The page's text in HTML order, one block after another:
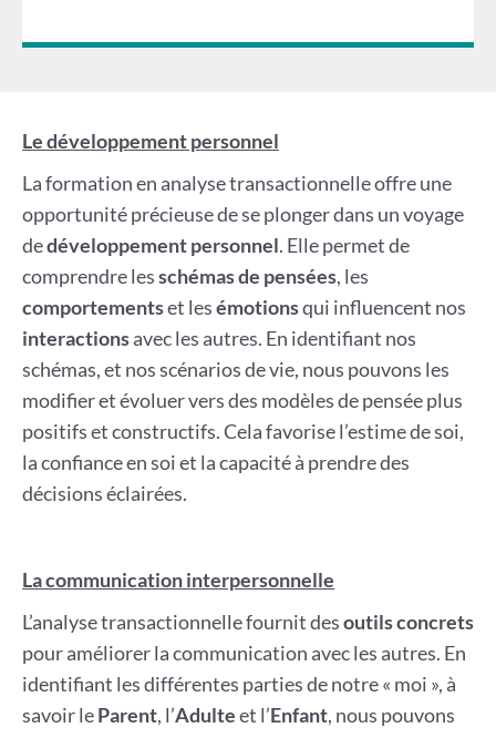
Le développement personnel
La formation en analyse transactionnelle offre une
opportunité précieuse de se plonger dans un voyage
dedéveloppement personnel. Elle permet de
comprendre lesschémas de pensées, les
comportementset lesémotionsqui influencent nos
interactionsavec les autres. En identifiant nos
schémas, et nos scénarios de vie, nous pouvons les
modifier et évoluer vers des modèles de pensée plus
positifs et constructifs. Cela favorise l’estime de soi,
la confiance en soi et la capacité à prendre des
décisions éclairées.
La communication interpersonnelle
L’analyse transactionnelle fournit desoutils concrets
pour améliorer la communication avec les autres. En
identifiant les différentes parties de notre « moi », à
savoir leParent, l’Adulteet l’Enfant, nous pouvons